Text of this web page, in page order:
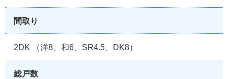
間取り
2DK （洋8、和6、SR4.5、DK8）
総戸数